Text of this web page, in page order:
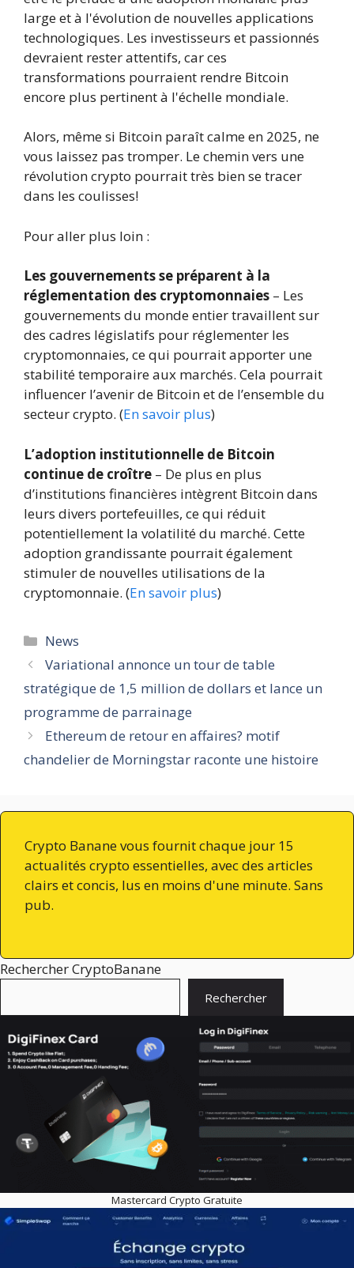
large et à l'évolution de nouvelles applications
technologiques. Les investisseurs et passionnés
devraient rester attentifs, car ces
transformations pourraient rendre Bitcoin
encore plus pertinent à l'échelle mondiale.
Alors, même si Bitcoin paraît calme en 2025, ne
vous laissez pas tromper. Le chemin vers une
révolution crypto pourrait très bien se tracer
dans les coulisses!
Pour aller plus loin :
Les gouvernements se préparent à la
réglementation des cryptomonnaies – Les
gouvernements du monde entier travaillent sur
des cadres législatifs pour réglementer les
cryptomonnaies, ce qui pourrait apporter une
stabilité temporaire aux marchés. Cela pourrait
influencer l’avenir de Bitcoin et de l’ensemble du
secteur crypto. (En savoir plus)
L’adoption institutionnelle de Bitcoin
continue de croître – De plus en plus
d’institutions financières intègrent Bitcoin dans
leurs divers portefeuilles, ce qui réduit
potentiellement la volatilité du marché. Cette
adoption grandissante pourrait également
stimuler de nouvelles utilisations de la
cryptomonnaie. (En savoir plus)
Catégories
News
Variational annonce un tour de table
stratégique de 1,5 million de dollars et lance un
programme de parrainage
Ethereum de retour en affaires? motif
chandelier de Morningstar raconte une histoire
Crypto Banane vous fournit chaque jour 15
actualités crypto essentielles, avec des articles
clairs et concis, lus en moins d'une minute. Sans
pub.
Rechercher CryptoBanane
Rechercher
Mastercard Crypto Gratuite